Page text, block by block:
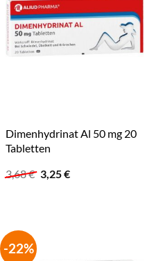
Dimenhydrinat Al 50 mg 20
Tabletten
3,68€ Ursprünglicher
3,25€Aktueller
-22%